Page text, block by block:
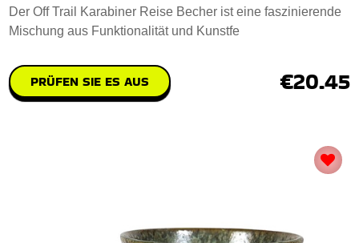
Der Off Trail Karabiner Reise Becher ist eine faszinierende
Mischung aus Funktionalität und Kunstfe
PRÜFEN SIE ES AUS €20.45